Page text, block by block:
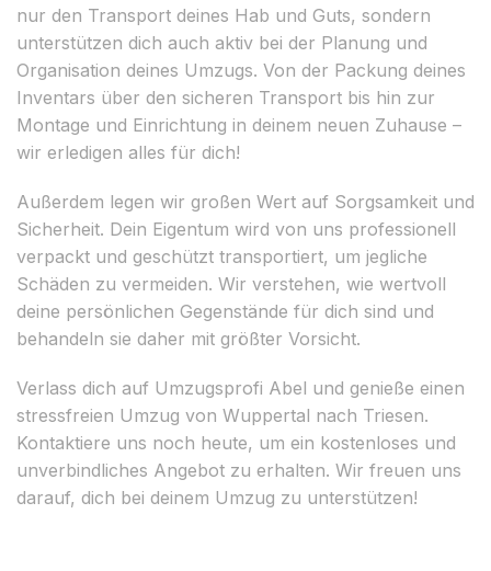
nur den Transport deines Hab und Guts, sondern
unterstützen dich auch aktiv bei der Planung und
Organisation deines Umzugs. Von der Packung deines
Inventars über den sicheren Transport bis hin zur
Montage und Einrichtung in deinem neuen Zuhause –
wir erledigen alles für dich!
Außerdem legen wir großen Wert auf Sorgsamkeit und
Sicherheit. Dein Eigentum wird von uns professionell
verpackt und geschützt transportiert, um jegliche
Schäden zu vermeiden. Wir verstehen, wie wertvoll
deine persönlichen Gegenstände für dich sind und
behandeln sie daher mit größter Vorsicht.
Verlass dich auf Umzugsprofi Abel und genieße einen
stressfreien Umzug von Wuppertal nach Triesen.
Kontaktiere uns noch heute, um ein kostenloses und
unverbindliches Angebot zu erhalten. Wir freuen uns
darauf, dich bei deinem Umzug zu unterstützen!